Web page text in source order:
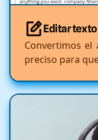
Editar texto
Convertimos
preciso para